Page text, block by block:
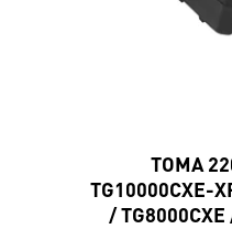
TOMA
TG10000CXE-
/